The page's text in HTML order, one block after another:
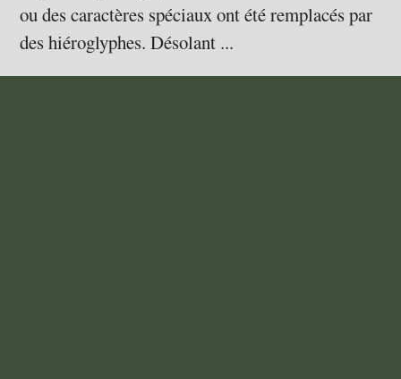
ou des caractères spéciaux ont été remplacés par
des hiéroglyphes. Désolant ...